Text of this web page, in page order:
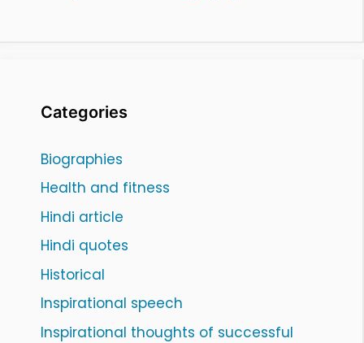
Categories
Biographies
Health and fitness
Hindi article
Hindi quotes
Historical
Inspirational speech
Inspirational thoughts of successful